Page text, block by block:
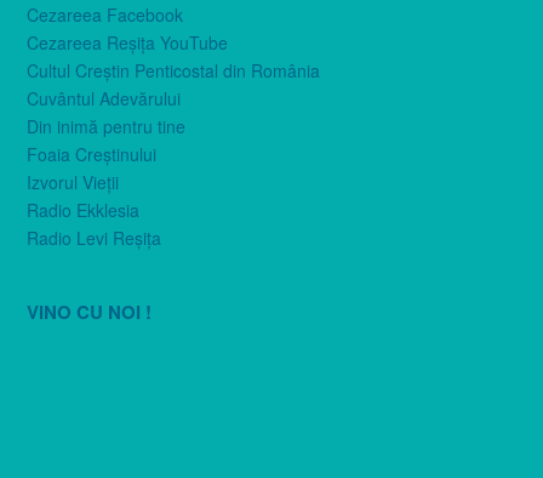
Cezareea Facebook
Cezareea Reşiţa YouTube
Cultul Creştin Penticostal din România
Cuvântul Adevărului
Din inimă pentru tine
Foaia Creştinului
Izvorul Vieţii
Radio Ekklesia
Radio Levi Reşiţa
VINO CU NOI !